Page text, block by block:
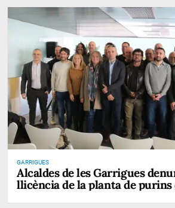
GARRIGUES
Alcaldes de les Garrigues
llicència de la planta de purins